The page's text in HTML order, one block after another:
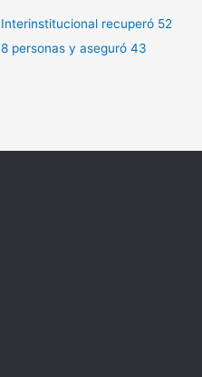
recuperó 52
personas y aseguró 43